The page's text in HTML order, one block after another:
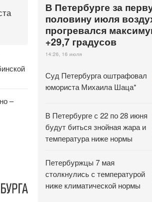
–
В Петербурге за
половину июля
прогревался
+29,7 градусов
14:26, 16 июля
Суд Петербурга оштрафовал
юмориста Михаила Шаца*
В Петербурге с 22 по 28 июня
будут биться знойная жара и
температура ниже нормы
Петербуржцы 7 мая
столкнулись с температурой
ниже климатической нормы